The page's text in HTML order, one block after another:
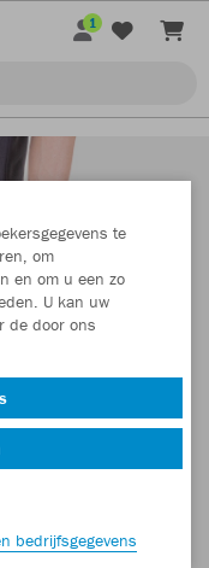
1
te
om
en om u een zo
U kan uw
de door ons
bedrijfsgegevens